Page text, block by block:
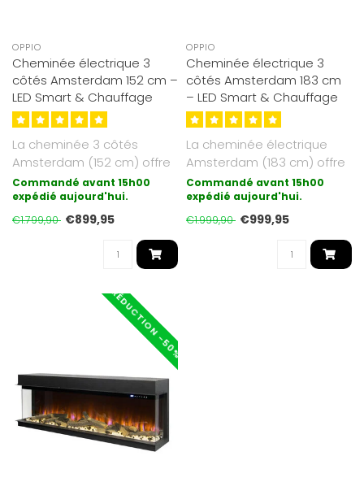
OPPIO
Cheminée électrique 3
côtés Amsterdam 152 cm –
LED Smart & Chauffage
La cheminée 3 côtés
Amsterdam (152 cm) offre
un effet de flammes
réaliste et..
Commandé avant 15h00
expédié aujourd'hui.
€1.799,90 €899,95
OPPIO
Cheminée électrique 3
côtés Amsterdam 183 cm
– LED Smart & Chauffage
La cheminée électrique
Amsterdam (183 cm) offre
un effet de flammes
réaliste ..
Commandé avant 15h00
expédié aujourd'hui.
€1.999,90 €999,95
RÉDUCTION -50%